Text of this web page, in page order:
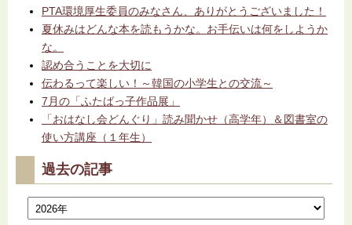
PTA環境厚生委員のみなさん、ありがとうございました！
夏休みはどんな本を読もうかな。お手伝いは何をしようか
な。
認め合うことを大切に
伝わるって楽しい！～韓国の小学生との交流～
7月の「ふたばっ子作品展」
「おはなし会どんぐり」読み聞かせ（高学年）＆図書室の
使い方講座（１年生）
過去の記事